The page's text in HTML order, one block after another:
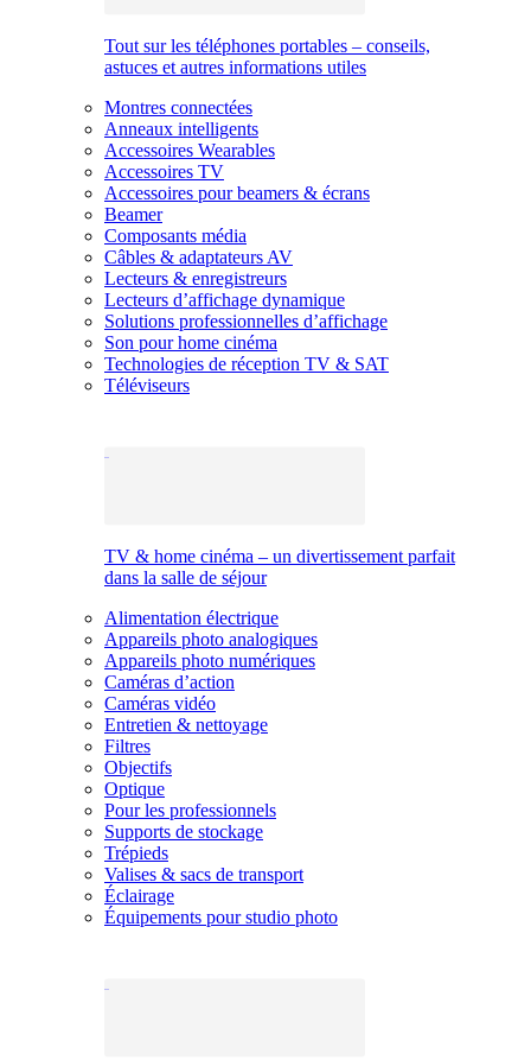
Tout sur les téléphones portables – conseils,
astuces et autres informations utiles
Montres connectées
Anneaux intelligents
Accessoires Wearables
Accessoires TV
Accessoires pour beamers & écrans
Beamer
Composants média
Câbles & adaptateurs AV
Lecteurs & enregistreurs
Lecteurs d’affichage dynamique
Solutions professionnelles d’affichage
Son pour home cinéma
Technologies de réception TV & SAT
Téléviseurs
TV & home cinéma – un divertissement parfait
dans la salle de séjour
Alimentation électrique
Appareils photo analogiques
Appareils photo numériques
Caméras d’action
Caméras vidéo
Entretien & nettoyage
Filtres
Objectifs
Optique
Pour les professionnels
Supports de stockage
Trépieds
Valises & sacs de transport
Éclairage
Équipements pour studio photo